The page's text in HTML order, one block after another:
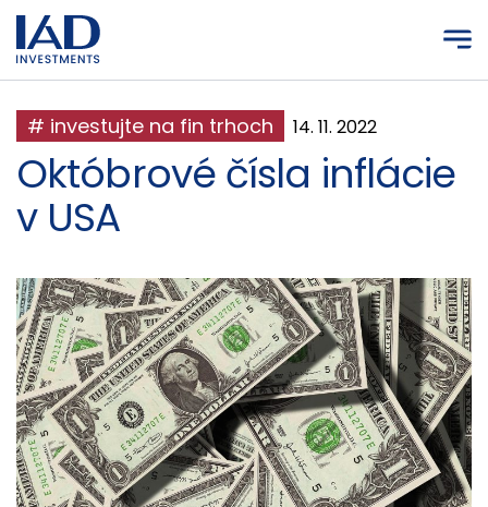
Prejsť na hlavný obsah
# investujte na fin trhoch 14. 11. 2022
Októbrové čísla inflácie
v USA